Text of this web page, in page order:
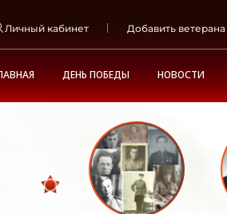
Личный кабинет Добавить ветерана
ДЕНЬ ПОБЕДЫ НОВОСТИ